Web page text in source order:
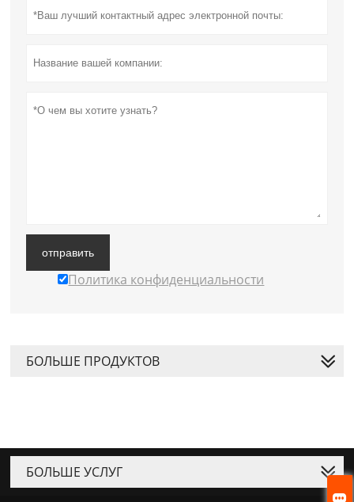

отправить
Политика конфиденциальности
БОЛЬШЕ ПРОДУКТОВ
БОЛЬШЕ УСЛУГ